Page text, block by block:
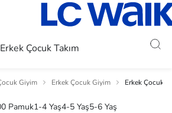
Erkek Çocuk Takım
Giyim Erkek Çocuk Giyim Erkek Çocuk
Pamuk1-4 Yaş4-5 Yaş5-6 Yaş